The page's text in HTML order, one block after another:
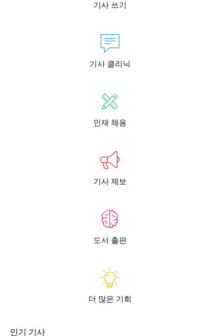
기사 쓰기
기사 클리닉
인재 채용
기사 제보
도서 출판
더 많은 기회
인기 기사